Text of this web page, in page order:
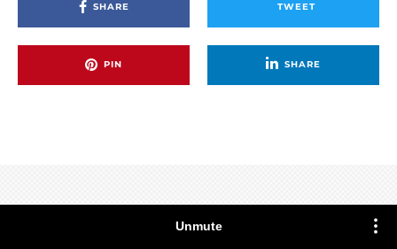
SHARE TWEET
PIN SHARE